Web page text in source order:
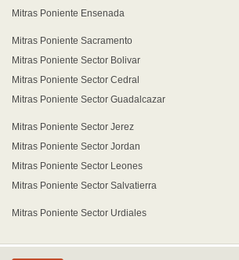
Mitras Poniente Ensenada
Mitras Poniente Sacramento
Mitras Poniente Sector Bolivar
Mitras Poniente Sector Cedral
Mitras Poniente Sector Guadalcazar
Mitras Poniente Sector Jerez
Mitras Poniente Sector Jordan
Mitras Poniente Sector Leones
Mitras Poniente Sector Salvatierra
Mitras Poniente Sector Urdiales